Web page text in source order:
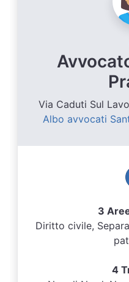
Via Caduti Sul
Albo avvocati
3
Diritto civile,
4